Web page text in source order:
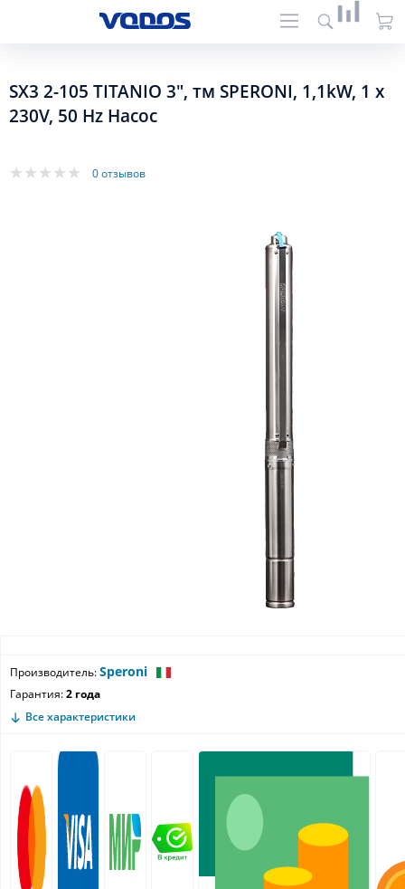
SX3 2-105 TITANIO 3", тм SPERONI, 1,1kW, 1 х
230V, 50 Hz Насос
0 отзывов
Производитель:Speroni
Гарантия:2 года
Все характеристики